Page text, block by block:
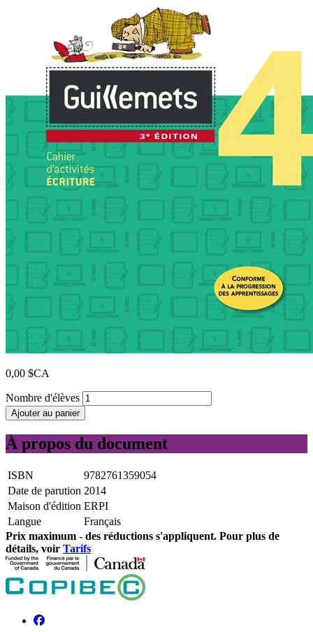
0,00 $CA
Nombre d'élèves
Ajouter au panier
À propos du document
ISBN
9782761359054
Date de parution 2014
Maison d'édition ERPI
Langue
Français
Prix ​​maximum - des réductions s'appliquent. Pour plus de
détails, voir Tarifs